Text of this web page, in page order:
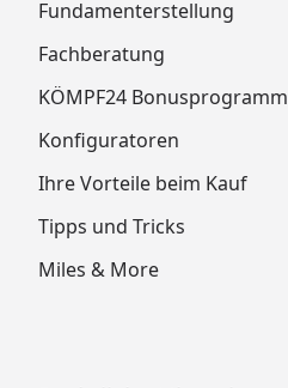
Fundamenterstellung
Fachberatung
KÖMPF24 Bonusprogramm
Konfiguratoren
Ihre Vorteile beim Kauf
Tipps und Tricks
Miles & More